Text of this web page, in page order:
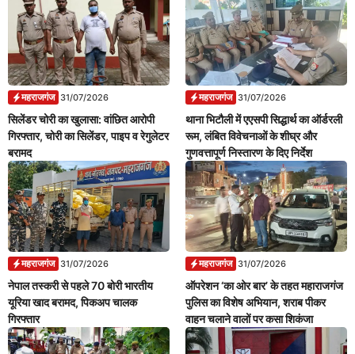
महराजगंज 31/07/2026
सिलेंडर चोरी का खुलासा: वांछित आरोपी
गिरफ्तार, चोरी का सिलेंडर, पाइप व रेगुलेटर
बरामद
महराजगंज 31/07/2026
थाना भिटौली में एएसपी सिद्धार्थ का ऑर्डरली
रूम, लंबित विवेचनाओं के शीघ्र और
गुणवत्तापूर्ण निस्तारण के दिए निर्देश
महराजगंज 31/07/2026
नेपाल तस्करी से पहले 70 बोरी भारतीय
यूरिया खाद बरामद, पिकअप चालक
गिरफ्तार
महराजगंज 31/07/2026
ऑपरेशन ‘का ओर बार’ के तहत महाराजगंज
पुलिस का विशेष अभियान, शराब पीकर
वाहन चलाने वालों पर कसा शिकंजा